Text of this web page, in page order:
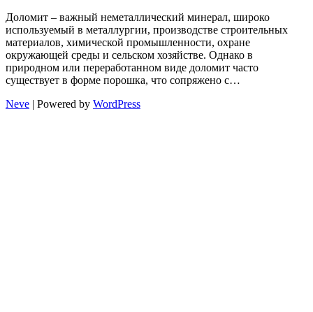
Доломит – важный неметаллический минерал, широко
используемый в металлургии, производстве строительных
материалов, химической промышленности, охране
окружающей среды и сельском хозяйстве. Однако в
природном или переработанном виде доломит часто
существует в форме порошка, что сопряжено с…
Neve | Powered by WordPress